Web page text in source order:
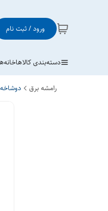
ورود / ثبت نام
دسته‌بندی کالاهاخانه
رامشه برق دوشاخه